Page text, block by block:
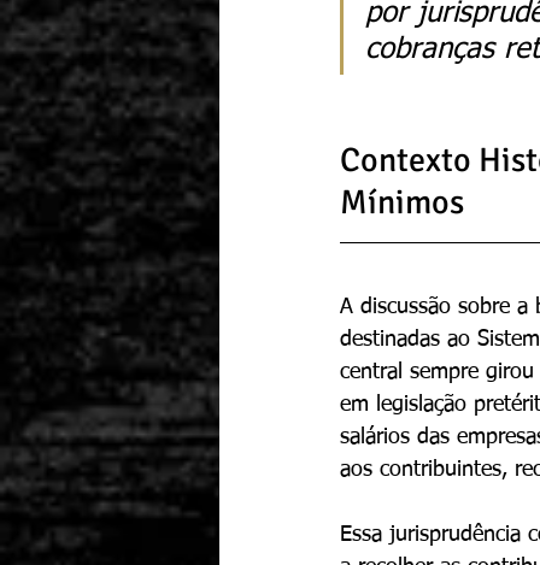
por
cobranças
Contexto
Mínimos
A discussão sobre a
destinadas ao
central sempre
em legislação
salários das
aos contribuintes,
Essa jurisprudência